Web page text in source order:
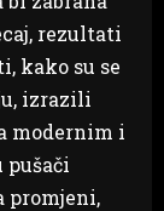
rezultati
kako su se
izrazili
modernim i
pušači
promjeni,